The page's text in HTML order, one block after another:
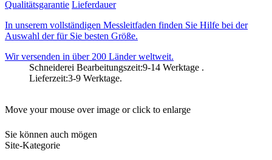
Qualitätsgarantie Lieferdauer
In unserem vollständigen Messleitfaden finden Sie Hilfe bei der
Auswahl der für Sie besten Größe.
Wir versenden in über 200 Länder weltweit.
Schneiderei Bearbeitungszeit:9-14 Werktage .
Lieferzeit:3-9 Werktage.
Move your mouse over image or click to enlarge
Sie können auch mögen
Site-Kategorie